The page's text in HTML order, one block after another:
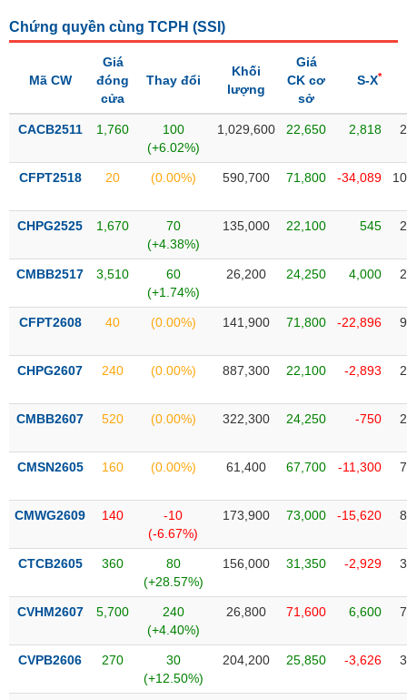
thị
Chứng quyền cùng TCPH (SSI )
Mã CW
Giá
đóng
cửa
Thay đổi
Khối
lượng
Giá
CK cơ
sở
S-X*
CACB2511 1,760
100
(+6.02%)
1,029,600 22,650 2,818
CFPT2518 20 (0.00%) 590,700 71,800 -34,089
CHPG2525 1,670
70
(+4.38%)
135,000 22,100 545
CMBB2517 3,510
60
(+1.74%)
26,200 24,250 4,000
CFPT2608 40 (0.00%) 141,900 71,800 -22,896
CHPG2607 240 (0.00%) 887,300 22,100 -2,893
CMBB2607 520 (0.00%) 322,300 24,250 -750
CMSN2605 160 (0.00%) 61,400 67,700 -11,300
CMWG2609 140
-10
(-6.67%)
173,900 73,000 -15,620
CTCB2605 360
80
(+28.57%)
156,000 31,350 -2,929
CVHM2607 5,700
240
(+4.40%)
26,800 71,600 6,600
CVPB2606 270
30
(+12.50%)
204,200 25,850 -3,626
TIÊU
KHÔNG
THIẾT
DÙNG
THIẾT
SÓC
KHỎE
CHÍNH
CÔNG
THÔNG